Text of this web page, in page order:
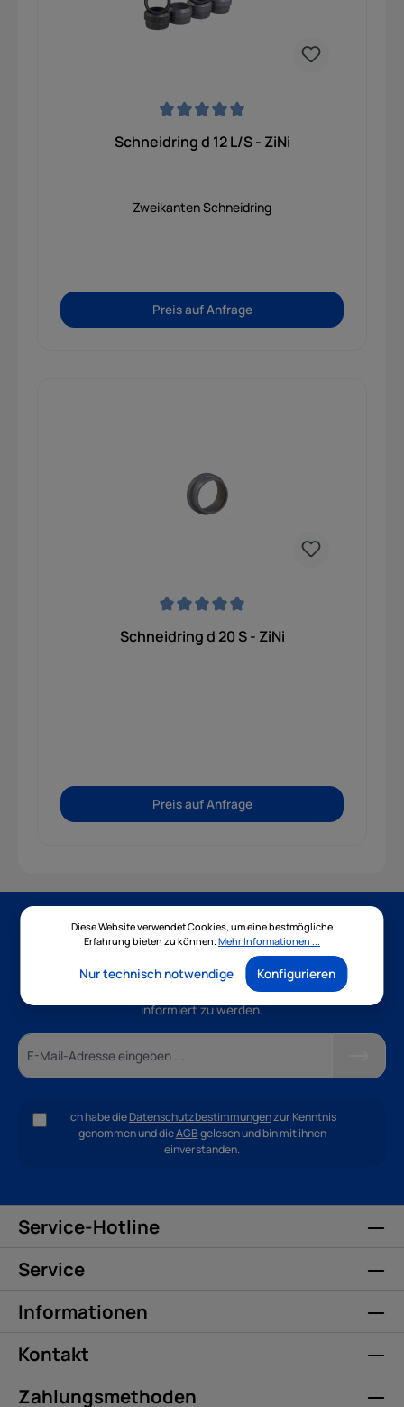
Schneidring d 12 L/S - ZiNi
Zweikanten Schneidring
Preis auf Anfrage
Schneidring d 20 S - ZiNi
Preis auf Anfrage
Newsletter
Abonnieren Sie jetzt unseren regelmäßig erscheinenden
Newsletter, um rechtzeitig über neue Produkte und Angebote
informiert zu werden.
Ich habe dieDatenschutzbestimmungenzur Kenntnis
genommen und dieAGBgelesen und bin mit ihnen
einverstanden.
Service-Hotline
Service
Informationen
Kontakt
Zahlungsmethoden
Diese Website verwendet Cookies, um eine bestmögliche
Erfahrung bieten zu können. Mehr Informationen ...
Nur technisch notwendige Konfigurieren